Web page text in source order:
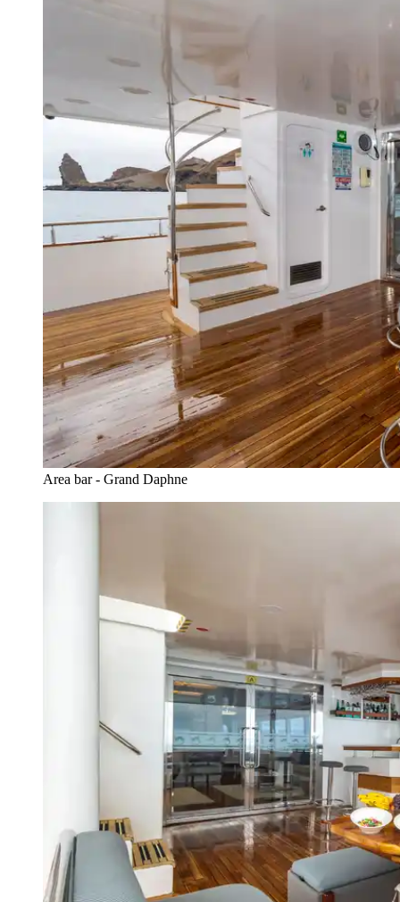
Area bar - Grand Daphne